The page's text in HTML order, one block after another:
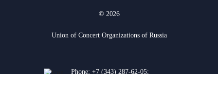
© 2026
Union of Concert Organizations of Russia
Phone: +7 (343) 287-62-05;